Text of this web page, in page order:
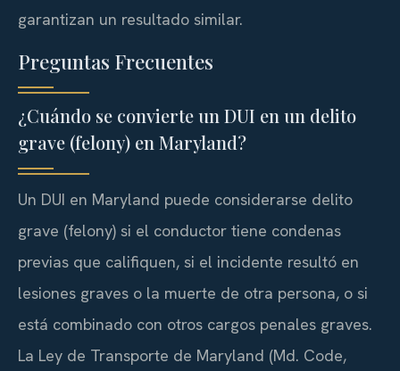
garantizan un resultado similar.
Preguntas Frecuentes
¿Cuándo se convierte un DUI en un delito
grave (felony) en Maryland?
Un DUI en Maryland puede considerarse delito
grave (felony) si el conductor tiene condenas
previas que califiquen, si el incidente resultó en
lesiones graves o la muerte de otra persona, o si
está combinado con otros cargos penales graves.
La Ley de Transporte de Maryland (Md. Code,